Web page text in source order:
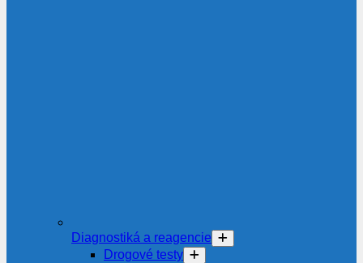
Diagnostiká a reagencie
Drogové testy